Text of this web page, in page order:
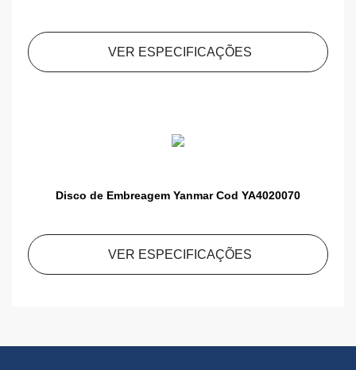
VER ESPECIFICAÇÕES
Disco de Embreagem Yanmar Cod YA4020070
VER ESPECIFICAÇÕES